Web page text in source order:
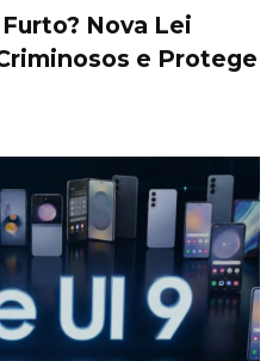
Nova Lei
e Protege